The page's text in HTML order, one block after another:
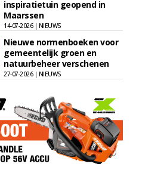
inspiratietuin geopend in
Maarssen
14-07-2026 | NIEUWS
Nieuwe normenboeken voor
gemeentelijk groen en
natuurbeheer verschenen
27-07-2026 | NIEUWS